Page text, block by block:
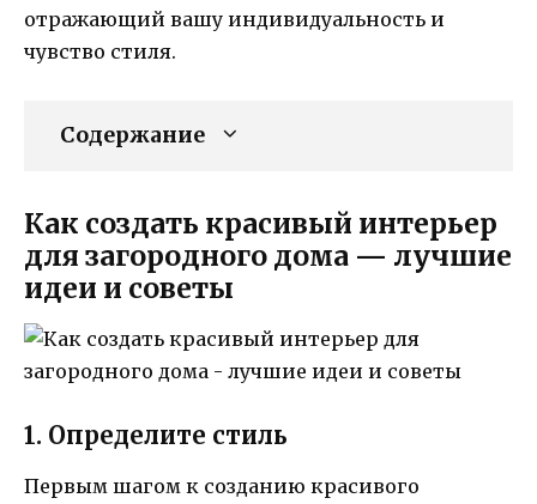
отражающий вашу индивидуальность и
чувство стиля.
Содержание
Как создать красивый интерьер
для загородного дома — лучшие
идеи и советы
1. Определите стиль
Первым шагом к созданию красивого